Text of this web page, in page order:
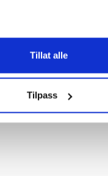
Tillat alle
Tilpass